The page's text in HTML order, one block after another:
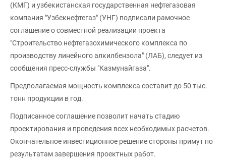
(КМГ) и узбекистанская государственная нефтегазовая
компания "Узбекнефтегаз" (УНГ) подписали рамочное
соглашение о совместной реализации проекта
"Строительство нефтегазохимического комплекса по
производству линейного алкилбензола" (ЛАБ), следует из
сообщения пресс-службы "Казмунайгаза".
Предполагаемая мощность комплекса составит до 50 тыс.
тонн продукции в год.
Подписанное соглашение позволит начать стадию
проектирования и проведения всех необходимых расчетов.
Окончательное инвестиционное решение стороны примут по
результатам завершения проектных работ.